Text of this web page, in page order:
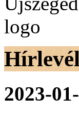
2023-